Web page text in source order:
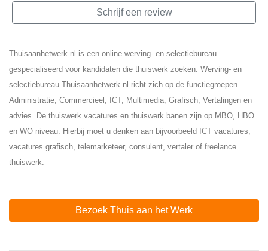
Schrijf een review
Thuisaanhetwerk.nl is een online werving- en selectiebureau
gespecialiseerd voor kandidaten die thuiswerk zoeken. Werving- en
selectiebureau Thuisaanhetwerk.nl richt zich op de functiegroepen
Administratie, Commercieel, ICT, Multimedia, Grafisch, Vertalingen en
advies. De thuiswerk vacatures en thuiswerk banen zijn op MBO, HBO
en WO niveau. Hierbij moet u denken aan bijvoorbeeld ICT vacatures,
vacatures grafisch, telemarketeer, consulent, vertaler of freelance
thuiswerk.
Bezoek Thuis aan het Werk